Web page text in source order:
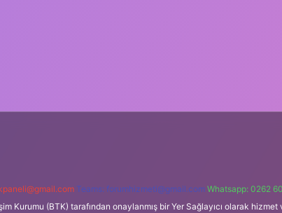
Teams: forumhizmeti@gmail.com Whatsapp: 0262
Kurumu (BTK) tarafından onaylanmış bir Yer Sağlayıcı olarak